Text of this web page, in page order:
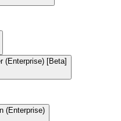
(Enterprise) [Beta]
(Enterprise)